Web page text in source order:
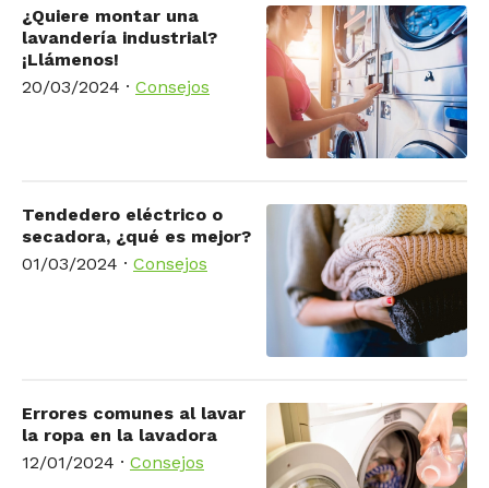
¿Quiere montar una
lavandería industrial?
¡Llámenos!
20/03/2024 · Consejos
Tendedero eléctrico o
secadora, ¿qué es mejor?
01/03/2024 · Consejos
Errores comunes al lavar
la ropa en la lavadora
12/01/2024 · Consejos